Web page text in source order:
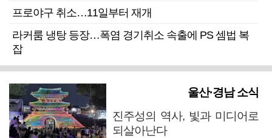
프로야구 취소…11일부터 재개
라커룸 냉탕 등장…폭염 경기취소 속출에 PS 셈법 복
잡
울산·경남 소식
진주성의 역사, 빛과 미디어로
되살아난다